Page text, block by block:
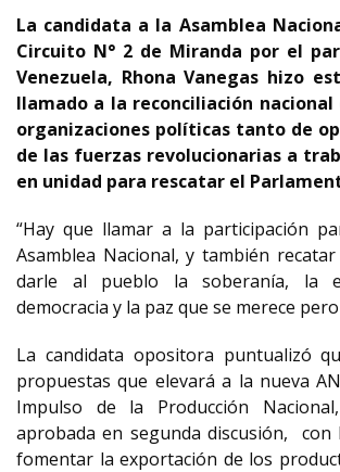
La candidata a la Asamblea
Circuito N° 2 de Miranda por el
Venezuela, Rhona Vanegas hizo
llamado a la reconciliación
organizaciones políticas tanto de
de las fuerzas revolucionarias a
en unidad para rescatar el
“Hay que llamar a la participación
Asamblea Nacional, y también
darle al pueblo la soberanía, la
democracia y la paz que se merece
La candidata opositora puntualizó
propuestas que elevará a la nueva
Impulso de la Producción
aprobada en segunda discusión,
con
fomentar la exportación de los